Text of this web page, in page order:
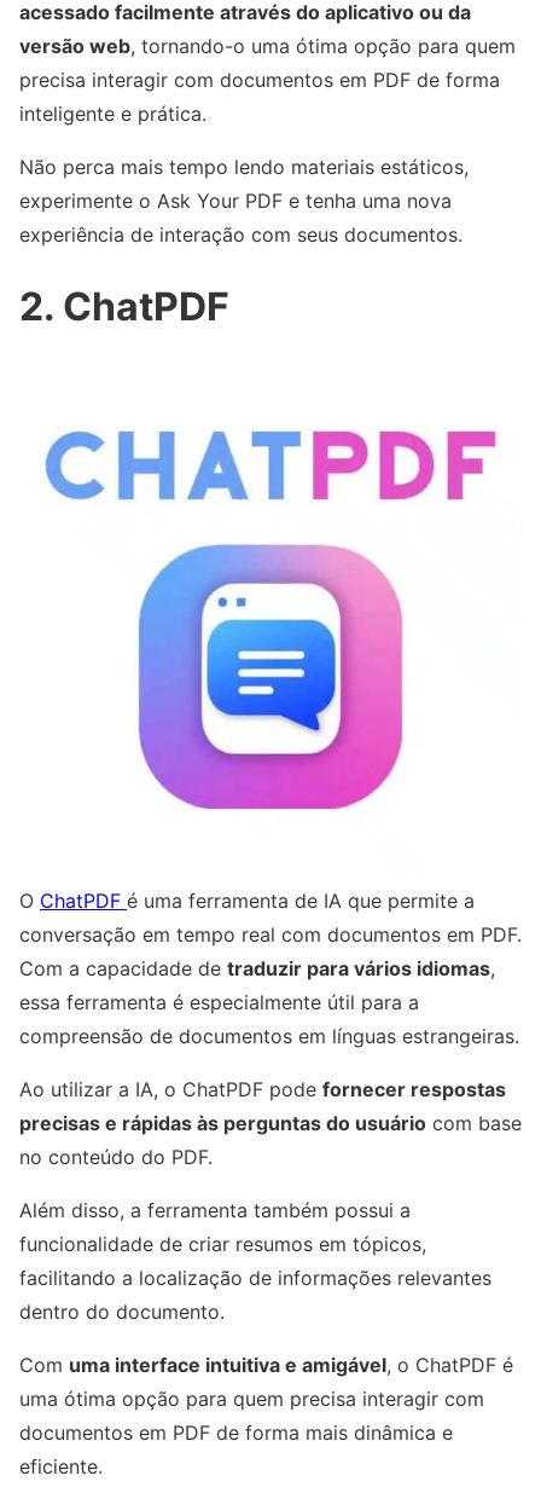
acessado facilmente através do aplicativo ou da
versão web, tornando-o uma ótima opção para quem
precisa interagir com documentos em PDF de forma
inteligente e prática.
Não perca mais tempo lendo materiais estáticos,
experimente o Ask Your PDF e tenha uma nova
experiência de interação com seus documentos.
2. ChatPDF
O ChatPDF é uma ferramenta de IA que permite a
conversação em tempo real com documentos em PDF.
Com a capacidade de traduzir para vários idiomas,
essa ferramenta é especialmente útil para a
compreensão de documentos em línguas estrangeiras.
Ao utilizar a IA, o ChatPDF pode fornecer respostas
precisas e rápidas às perguntas do usuário com base
no conteúdo do PDF.
Além disso, a ferramenta também possui a
funcionalidade de criar resumos em tópicos,
facilitando a localização de informações relevantes
dentro do documento.
Com uma interface intuitiva e amigável, o ChatPDF é
uma ótima opção para quem precisa interagir com
documentos em PDF de forma mais dinâmica e
eficiente.